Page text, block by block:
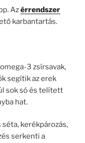
Azérrendszer
karbantartás.
3 zsírsavak,
segítik az erek
sok só és telített
hat.
kerékpározás,
serkenti a